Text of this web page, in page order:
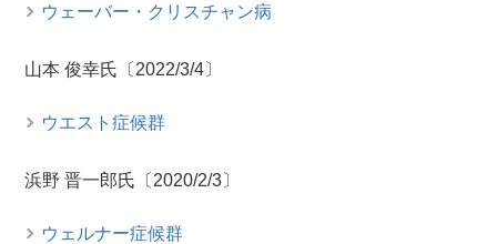
ウェーバー・クリスチャン病
山本 俊幸氏〔2022/3/4〕
ウエスト症候群
浜野 晋一郎氏〔2020/2/3〕
ウェルナー症候群